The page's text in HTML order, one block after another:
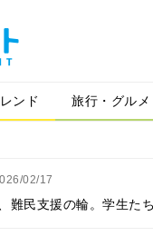
ンド 旅行・グルメ
02/17
難民支援の輪。学生た